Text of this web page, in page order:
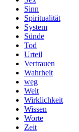
Sinn
Spiritualität
System
Sünde
Tod
Urteil
Vertrauen
Wahrheit
weg
Welt
Wirklichkeit
Wissen
Worte
Zeit